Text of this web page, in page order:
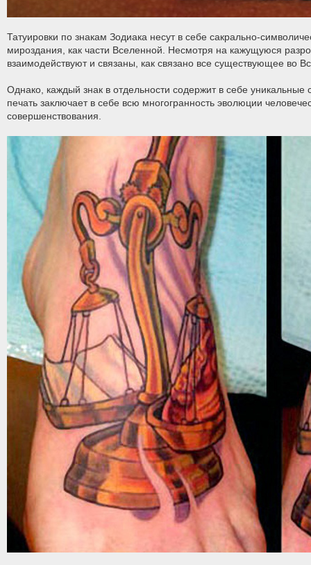
Татуировки по знакам Зодиака несут в себе сакрально-
мироздания, как части Вселенной. Несмотря на кажущуюся
взаимодействуют и связаны, как связано все существующее во
Однако, каждый знак в отдельности содержит в себе
печать заключает в себе всю многогранность эволюции
совершенствования.